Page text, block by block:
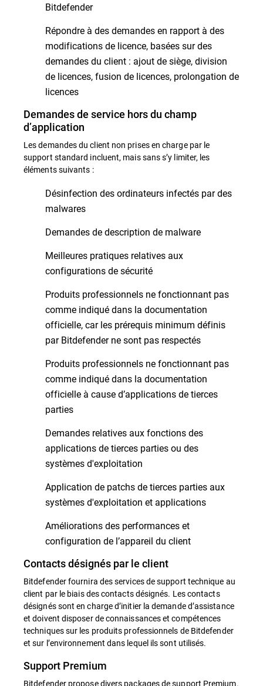
Bitdefender
Répondre à des demandes en rapport à des
modifications de licence, basées sur des
demandes du client : ajout de siège, division
de licences, fusion de licences, prolongation de
licences
Demandes de service hors du champ
d’application
Les demandes du client non prises en charge par le
support standard incluent, mais sans s’y limiter, les
éléments suivants :
Désinfection des ordinateurs infectés par des
malwares
Demandes de description de malware
Meilleures pratiques relatives aux
configurations de sécurité
Produits professionnels ne fonctionnant pas
comme indiqué dans la documentation
officielle, car les prérequis minimum définis
par Bitdefender ne sont pas respectés
Produits professionnels ne fonctionnant pas
comme indiqué dans la documentation
officielle à cause d’applications de tierces
parties
Demandes relatives aux fonctions des
applications de tierces parties ou des
systèmes d'exploitation
Application de patchs de tierces parties aux
systèmes d'exploitation et applications
Améliorations des performances et
configuration de l’appareil du client
Contacts désignés par le client
Bitdefender fournira des services de support technique au
client par le biais des contacts désignés. Les contacts
désignés sont en charge d’initier la demande d’assistance
et doivent disposer de connaissances et compétences
techniques sur les produits professionnels de Bitdefender
et sur l’environnement dans lequel ils sont utilisés.
Support Premium
Bitdefender propose divers packages de support Premium.